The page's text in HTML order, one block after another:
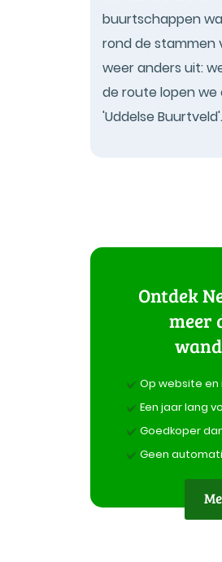
buurtschappen
rond de stammen
weer anders uit:
de route lopen we
'Uddelse Buurtveld'.
Ontdek
meer
Op website en
Een jaar lang
Goedkoper
Geen